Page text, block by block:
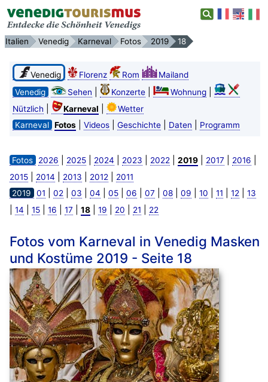
Italien Venedig Karneval Fotos 2019 18
Venedig Florenz Rom
Mailand
Venedig
Sehen Konzerte| Wohnung|
Nützlich Karneval
Wetter
Karneval Fotos| Videos| Geschichte| Daten Programm
Fotos 2026 2025| 2024 2023 2022 2019| 2017 2016
2015| 2014 2013 2012
2011
2019
01 02 03 04 05| 06 07 08| 09 10 11 12 13
14 15| 16 17 18| 19 20 21 22
Fotos vom Karneval in Venedig Masken
und Kostüme 2019 - Seite 18